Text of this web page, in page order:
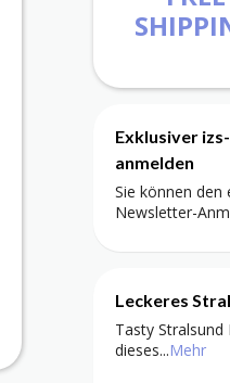
Exklusiver
anmelden
Sie können den
Newsletter-
Leckeres
Tasty Stralsund
dieses...Mehr